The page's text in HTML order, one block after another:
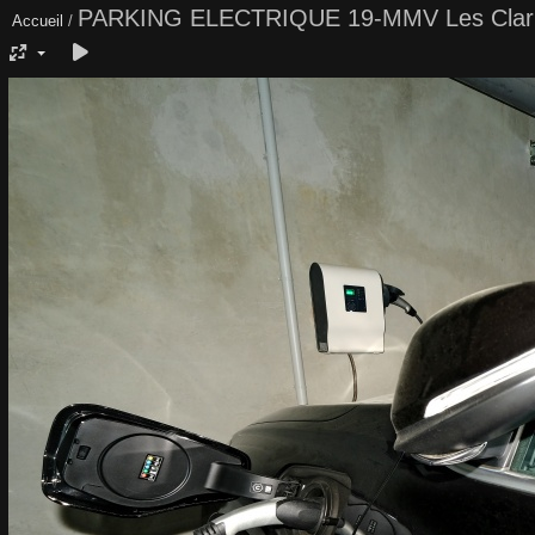
Accueil / PARKING ELECTRIQUE 19-MMV Les